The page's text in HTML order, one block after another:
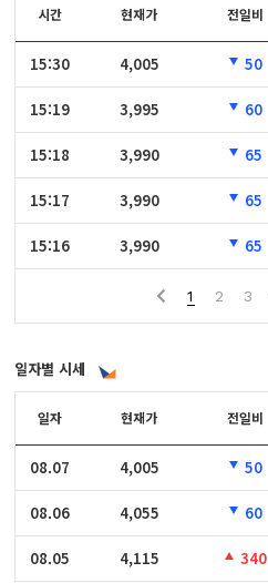
시간
15:30
15:19
15:18
15:17
15:16
시간 현재가 전일비
15:30 4,005 50
15:19 3,995 60
15:18 3,990 65
15:17 3,990 65
15:16 3,990 65
1 2 3
일자별 시세
일자
08.07
08.06
08.05
일자 현재가 전일비
08.07 4,005 50
08.06 4,055 60
08.05 4,115 340